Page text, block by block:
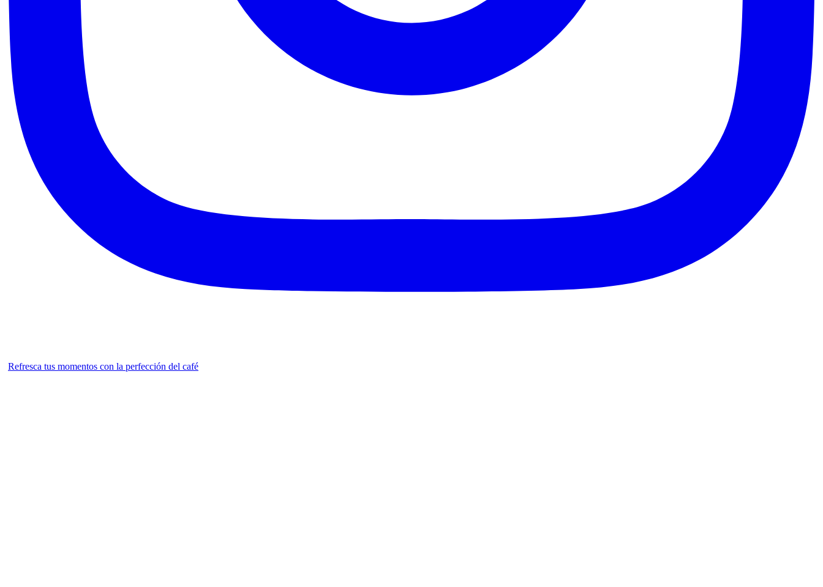
Refresca tus momentos con la perfección del café